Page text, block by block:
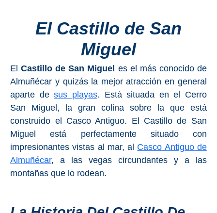
Nerja
Frigiliana
Maro
Estepona
El Castillo de San
Miguel
ElCastillo de San Miguel es el más conocido de
Almuñécar y quizás la mejor atracción en general
aparte desus playas. Está situada en el Cerro
San Miguel, la gran colina sobre la que está
construido el Casco Antiguo. El Castillo de San
Miguel está perfectamente situado con
impresionantes vistas al mar, al Casco Antiguo de
Almuñécar, a las vegas circundantes y a las
montañas que lo rodean.